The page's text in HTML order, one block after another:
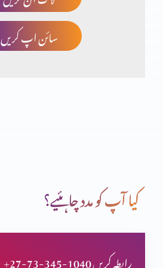
آنحضرت پر ایمان
خدا ایک ہے یا تین ؟
سائن اپ کریں
کیا آپ کو مدد چاہئیے؟
+27-73-345-1040 رابطہ کریں